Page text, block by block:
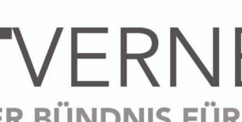
ARGUMENTATIONSTRAINING
03.09. – MOBBINGPRÄVENTION
UND SELBSTBEHAUPTUNG
03.09. – FILM „KEIN LAND FÜR